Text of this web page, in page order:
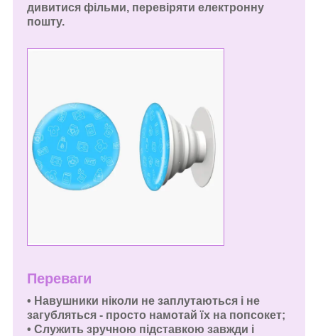
дивитися фільми, перевіряти електронну
пошту.
Переваги
• Навушники ніколи не заплутаються і не
загубляться - просто намотай їх на попсокет;
• Служить зручною підставкою завжди і